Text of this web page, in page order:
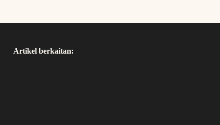
Artikel berkaitan: